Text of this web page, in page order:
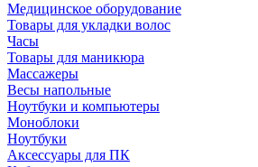
Медицинское оборудование
Товары для укладки волос
Часы
Товары для маникюра
Массажеры
Весы напольные
Ноутбуки и компьютеры
Моноблоки
Ноутбуки
Аксессуары для ПК